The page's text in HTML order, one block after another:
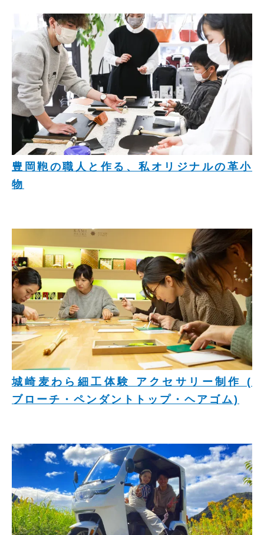
豊岡鞄の職人と作る、私オリジナルの革小
物
城崎麦わら細工体験 アクセサリー制作 (
ブローチ・ペンダントトップ・ヘアゴム)